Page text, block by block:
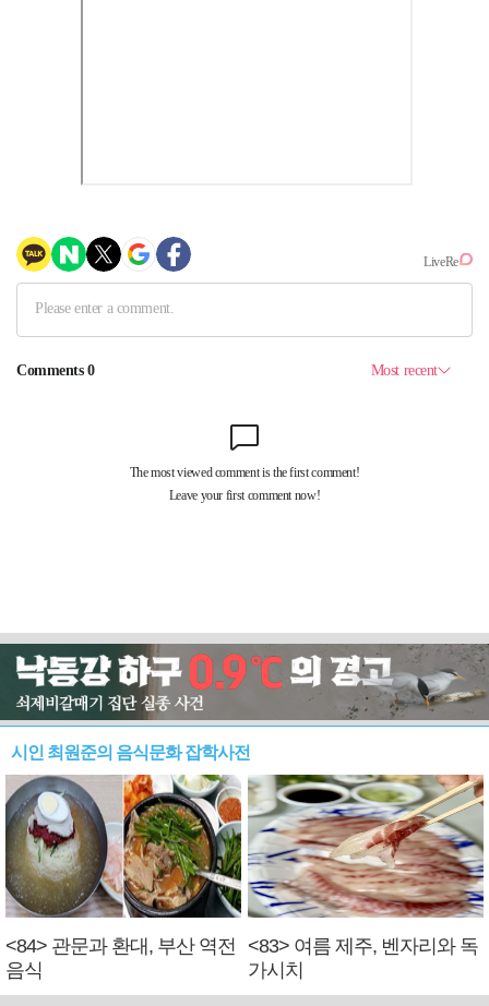
시인 최원준의 음식문화 잡학사전
<84> 관문과 환대, 부산 역전
음식
<83> 여름 제주, 벤자리와 독
가시치